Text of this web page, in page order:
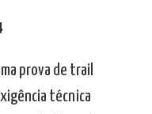
prova de trail
técnica